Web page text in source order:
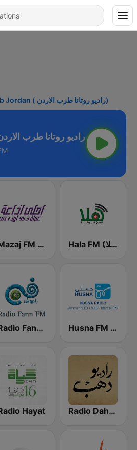
Rotana Tarab Jordan ( راديو روتانا طرب الاردن)
Rotana Tarab Jordan ( راديو روتانا طرب الاردن)
Mazaj FM (مزاج إف إم) Hala FM (راديو هلا)
Radio Fann (راديو فن) Husna FM (حسنى)
Hayat Radio Dahab - راديو دهب